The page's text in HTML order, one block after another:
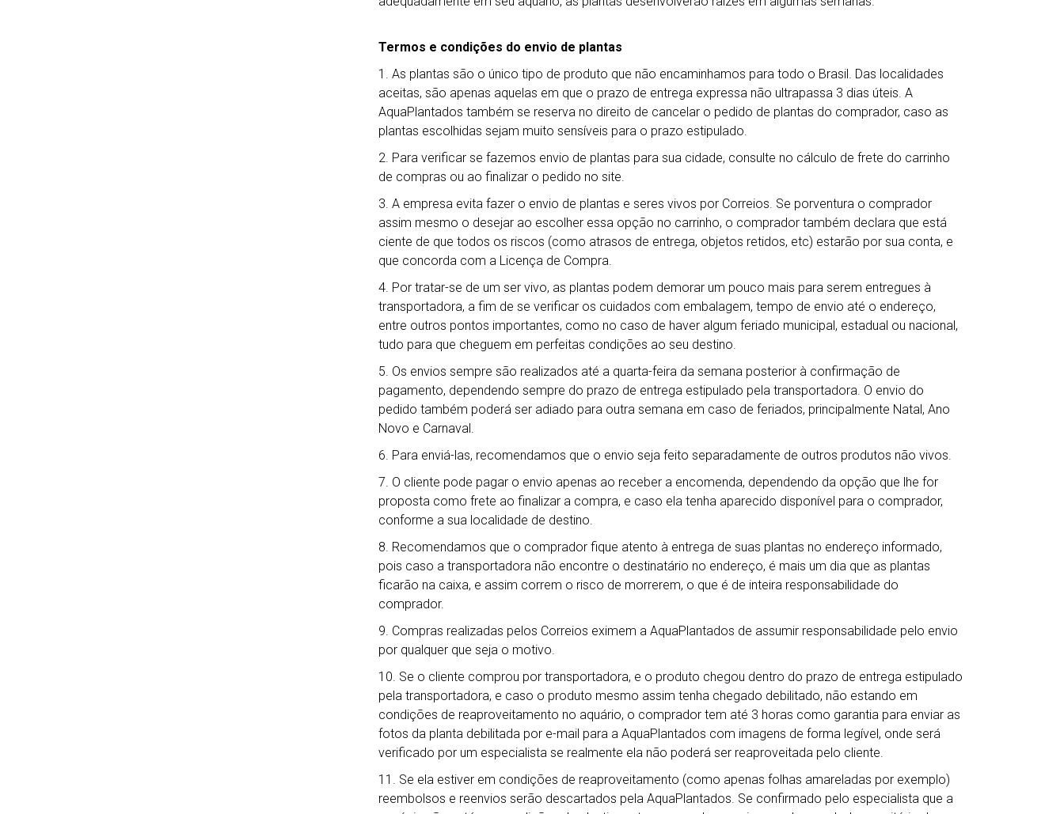
Termos e condições do envio de plantas
1. As plantas são o único tipo de produto que não encaminhamos para todo o Brasil. Das localidades
aceitas, são apenas aquelas em que o prazo de entrega expressa não ultrapassa 3 dias úteis. A
AquaPlantados também se reserva no direito de cancelar o pedido de plantas do comprador, caso as
plantas escolhidas sejam muito sensíveis para o prazo estipulado.
2. Para verificar se fazemos envio de plantas para sua cidade, consulte no cálculo de frete do carrinho
de compras ou ao finalizar o pedido no site.
3. A empresa evita fazer o envio de plantas e seres vivos por Correios. Se porventura o comprador
assim mesmo o desejar ao escolher essa opção no carrinho, o comprador também declara que está
ciente de que todos os riscos (como atrasos de entrega, objetos retidos, etc) estarão por sua conta, e
que concorda com a Licença de Compra.
4. Por tratar-se de um ser vivo, as plantas podem demorar um pouco mais para serem entregues à
transportadora, a fim de se verificar os cuidados com embalagem, tempo de envio até o endereço,
entre outros pontos importantes, como no caso de haver algum feriado municipal, estadual ou nacional,
tudo para que cheguem em perfeitas condições ao seu destino.
5. Os envios sempre são realizados até a quarta-feira da semana posterior à confirmação de
pagamento, dependendo sempre do prazo de entrega estipulado pela transportadora. O envio do
pedido também poderá ser adiado para outra semana em caso de feriados, principalmente Natal, Ano
Novo e Carnaval.
6. Para enviá-las, recomendamos que o envio seja feito separadamente de outros produtos não vivos.
7. O cliente pode pagar o envio apenas ao receber a encomenda, dependendo da opção que lhe for
proposta como frete ao finalizar a compra, e caso ela tenha aparecido disponível para o comprador,
conforme a sua localidade de destino.
8. Recomendamos que o comprador fique atento à entrega de suas plantas no endereço informado,
pois caso a transportadora não encontre o destinatário no endereço, é mais um dia que as plantas
ficarão na caixa, e assim correm o risco de morrerem, o que é de inteira responsabilidade do
comprador.
9. Compras realizadas pelos Correios eximem a AquaPlantados de assumir responsabilidade pelo envio
por qualquer que seja o motivo.
10. Se o cliente comprou por transportadora, e o produto chegou dentro do prazo de entrega estipulado
pela transportadora, e caso o produto mesmo assim tenha chegado debilitado, não estando em
condições de reaproveitamento no aquário, o comprador tem até 3 horas como garantia para enviar as
fotos da planta debilitada por e-mail para a AquaPlantados com imagens de forma legível, onde será
verificado por um especialista se realmente ela não poderá ser reaproveitada pelo cliente.
11. Se ela estiver em condições de reaproveitamento (como apenas folhas amareladas por exemplo)
reembolsos e reenvios serão descartados pela AquaPlantados. Se confirmado pelo especialista que a